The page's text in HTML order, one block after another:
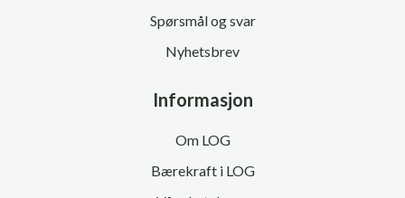
Spørsmål og svar
Nyhetsbrev
Informasjon
Om LOG
Bærekraft i LOG